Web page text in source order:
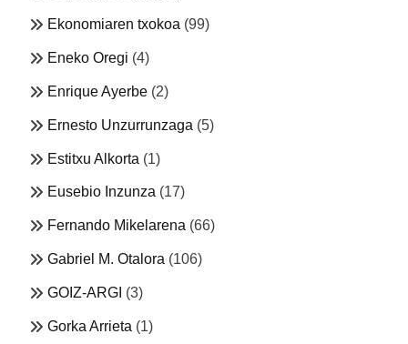
Ekonomiaren txokoa (99)
Eneko Oregi (4)
Enrique Ayerbe (2)
Ernesto Unzurrunzaga (5)
Estitxu Alkorta (1)
Eusebio Inzunza (17)
Fernando Mikelarena (66)
Gabriel M. Otalora (106)
GOIZ-ARGI (3)
Gorka Arrieta (1)